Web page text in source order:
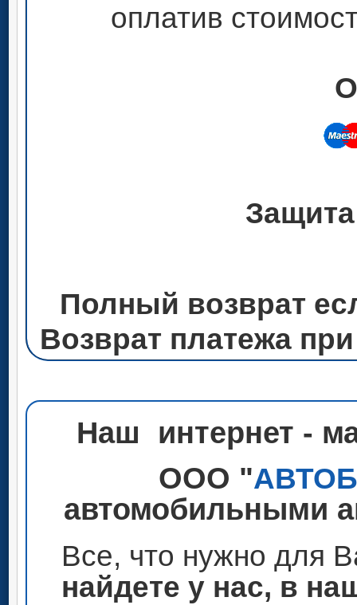
оплатив
Полный возврат
Возврат платежа
Наш интернет -
ООО "
автомобильными
Все, что нужно для
найдете у нас, в